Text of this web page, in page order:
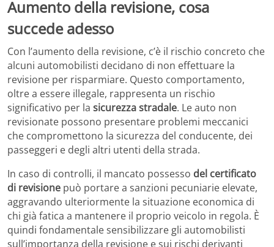
Aumento della revisione, cosa
succede adesso
Con l’aumento della revisione, c’è il rischio concreto che
alcuni automobilisti decidano di non effettuare la
revisione per risparmiare. Questo comportamento,
oltre a essere illegale, rappresenta un rischio
significativo per la sicurezza stradale. Le auto non
revisionate possono presentare problemi meccanici
che compromettono la sicurezza del conducente, dei
passeggeri e degli altri utenti della strada.
In caso di controlli, il mancato possesso del certificato
di revisione può portare a sanzioni pecuniarie elevate,
aggravando ulteriormente la situazione economica di
chi già fatica a mantenere il proprio veicolo in regola. È
quindi fondamentale sensibilizzare gli automobilisti
sull’importanza della revisione e sui rischi derivanti